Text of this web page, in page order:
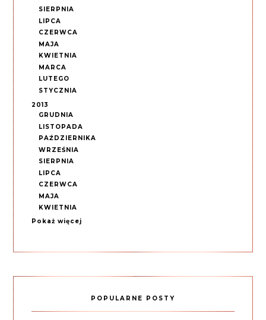
SIERPNIA
LIPCA
CZERWCA
MAJA
KWIETNIA
MARCA
LUTEGO
STYCZNIA
2013
GRUDNIA
LISTOPADA
PAŹDZIERNIKA
WRZEŚNIA
SIERPNIA
LIPCA
CZERWCA
MAJA
KWIETNIA
Pokaż więcej
POPULARNE POSTY